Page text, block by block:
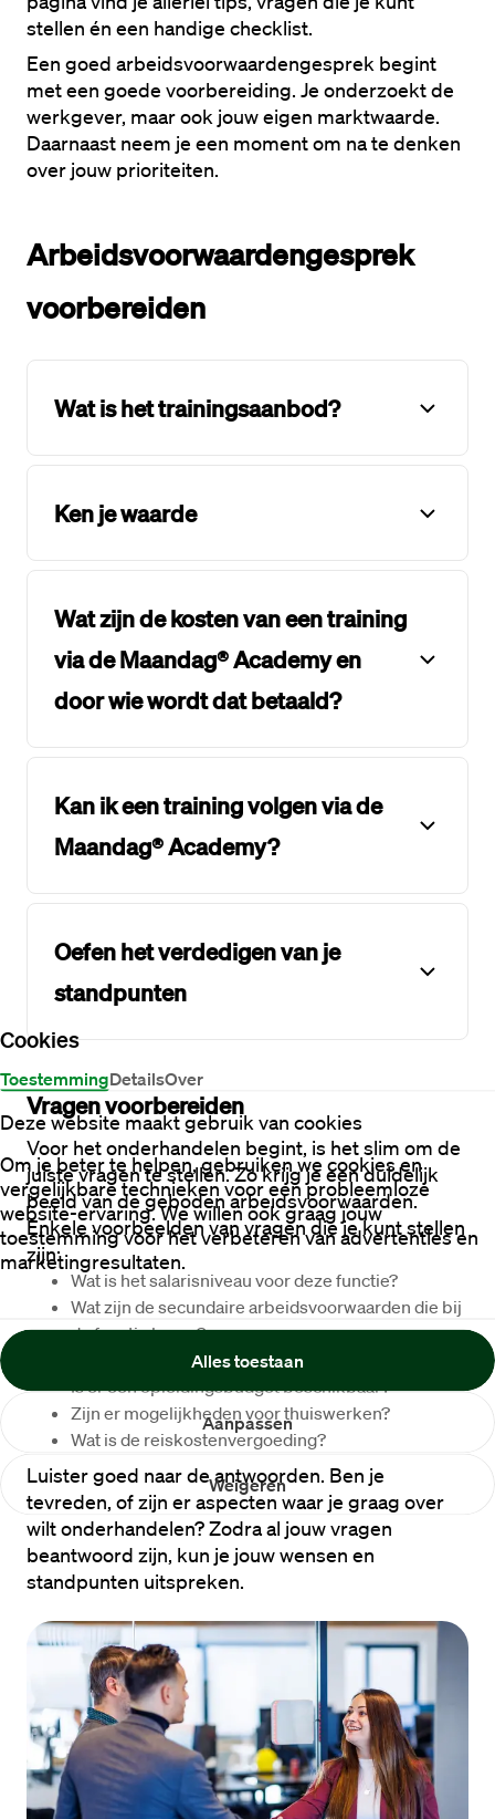
Cookies
ToestemmingDetailsOver
Deze website maakt gebruik van cookies
Om je beter te helpen, gebruiken we cookies en
vergelijkbare technieken voor een probleemloze
website-ervaring. We willen ook graag jouw
toestemming voor het verbeteren van advertenties en
marketingresultaten.
Weigeren
Aanpassen
Alles toestaan
stellen én een handige checklist.
Een goed arbeidsvoorwaardengesprek begint
werkgever, maar ook jouw eigen marktwaarde.
Daarnaast neem je een moment om na te denken
over jouw prioriteiten.
Arbeidsvoorwaardengesprek
voorbereiden
Wat is het trainingsaanbod?
Ken je waarde
Wat zijn de kosten van een training
via de Maandag® Academy en
door wie wordt dat betaald?
Kan ik een training volgen via de
Maandag® Academy?
Oefen het verdedigen van je
standpunten
Vragen voorbereiden
Voor het onderhandelen begint, is het slim om de
juiste vragen te stellen. Zo krijg je een duidelijk
beeld van de geboden arbeidsvoorwaarden.
Enkele voorbeelden van vragen die je kunt stellen
zijn:
Wat is het salarisniveau voor deze functie?
Wat zijn de secundaire arbeidsvoorwaarden die bij
de functie horen?
Zijn er mogelijkheden voor flexibele werktijden?
Is er een opleidingsbudget beschikbaar?
Zijn er mogelijkheden voor thuiswerken?
Wat is de reiskostenvergoeding?
Luister goed naar de antwoorden. Ben je
tevreden, of zijn er aspecten waar je graag over
wilt onderhandelen? Zodra al jouw vragen
beantwoord zijn, kun je jouw wensen en
standpunten uitspreken.